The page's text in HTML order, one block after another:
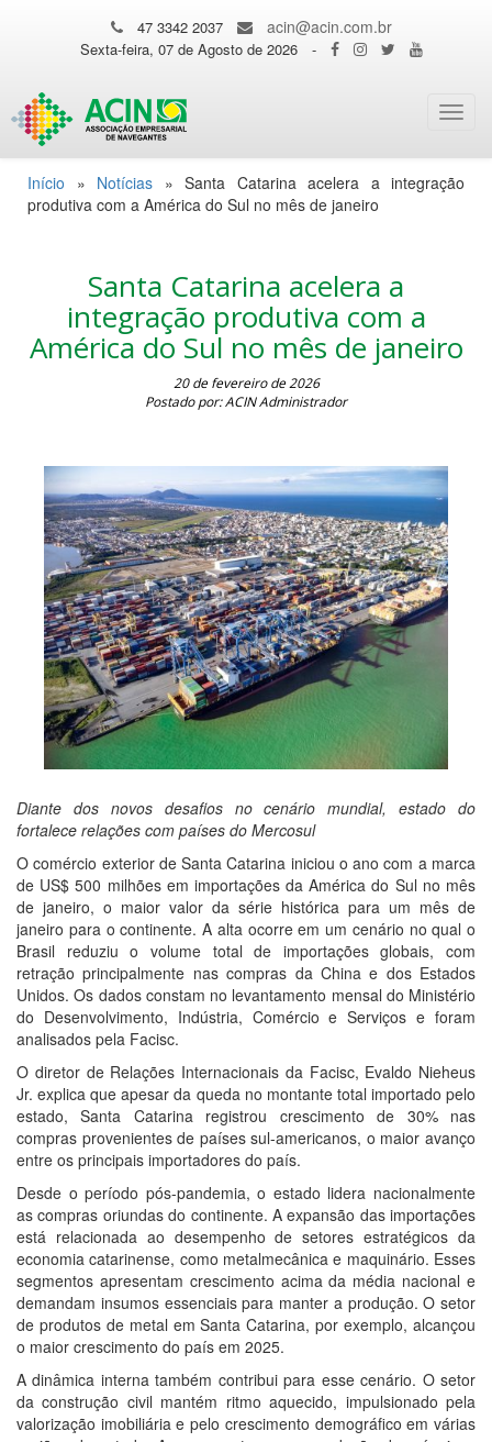
47 3342 2037 acin@acin.com.br
Sexta-feira, 07 de Agosto de 2026 -
Início » Notícias » Santa Catarina acelera a integração
produtiva com a América do Sul no mês de janeiro
Santa Catarina acelera a
integração produtiva com a
América do Sul no mês de janeiro
20 de fevereiro de 2026
Postado por: ACIN Administrador
Diante dos novos desafios no cenário mundial, estado do
fortalece relações com países do Mercosul
O comércio exterior de Santa Catarina iniciou o ano com a marca
de US$ 500 milhões em importações da América do Sul no mês
de janeiro, o maior valor da série histórica para um mês de
janeiro para o continente. A alta ocorre em um cenário no qual o
Brasil reduziu o volume total de importações globais, com
retração principalmente nas compras da China e dos Estados
Unidos. Os dados constam no levantamento mensal do Ministério
do Desenvolvimento, Indústria, Comércio e Serviços e foram
analisados pela Facisc.
O diretor de Relações Internacionais da Facisc, Evaldo Nieheus
Jr. explica que apesar da queda no montante total importado pelo
estado, Santa Catarina registrou crescimento de 30% nas
compras provenientes de países sul-americanos, o maior avanço
entre os principais importadores do país.
Desde o período pós-pandemia, o estado lidera nacionalmente
as compras oriundas do continente. A expansão das importações
está relacionada ao desempenho de setores estratégicos da
economia catarinense, como metalmecânica e maquinário. Esses
segmentos apresentam crescimento acima da média nacional e
demandam insumos essenciais para manter a produção. O setor
de produtos de metal em Santa Catarina, por exemplo, alcançou
o maior crescimento do país em 2025.
A dinâmica interna também contribui para esse cenário. O setor
da construção civil mantém ritmo aquecido, impulsionado pela
valorização imobiliária e pelo crescimento demográfico em várias